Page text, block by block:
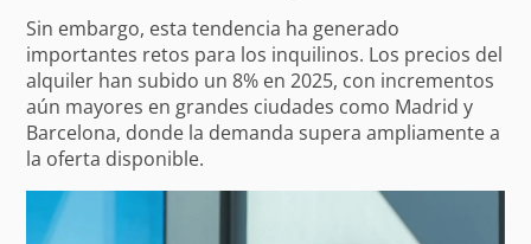
Sin embargo, esta tendencia ha generado
importantes retos para los inquilinos. Los precios del
alquiler han subido un 8% en 2025, con incrementos
aún mayores en grandes ciudades como Madrid y
Barcelona, donde la demanda supera ampliamente a
la oferta disponible.